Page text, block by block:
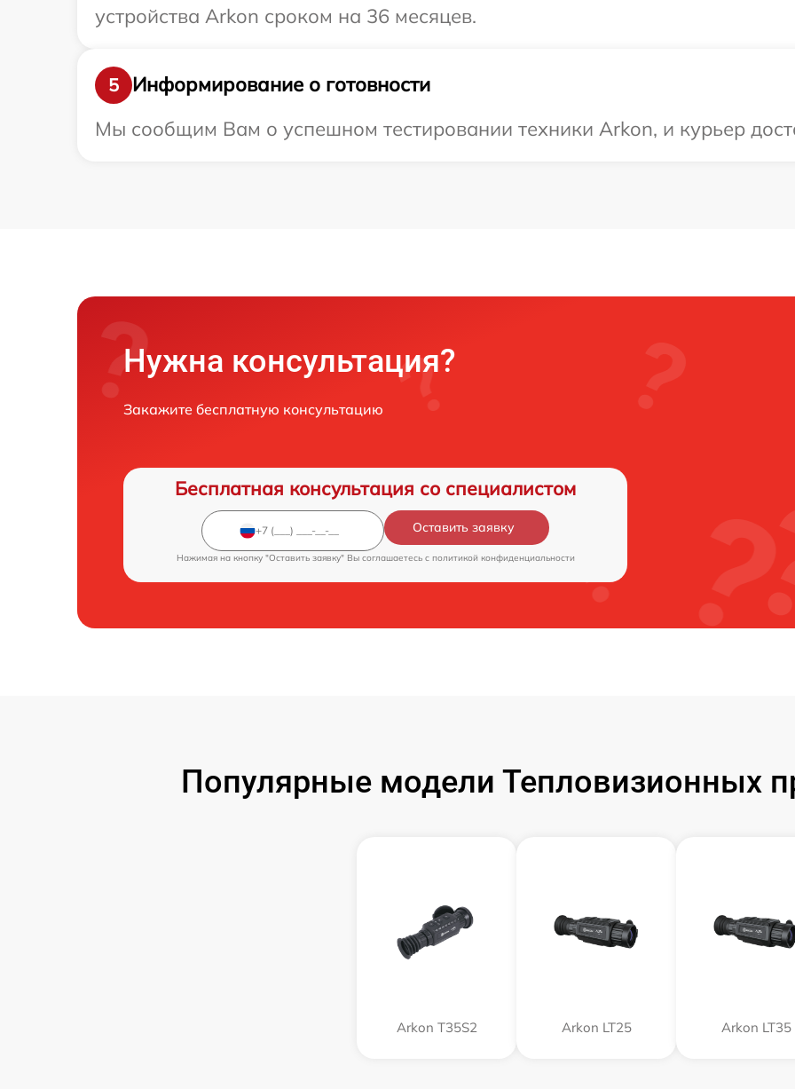
устройства Arkon сроком на 36 месяцев.
5
Информирование о готовности
Мы сообщим Вам о успешном тестировании техники Arkon, и курьер
Нужна консультация?
Закажите бесплатную консультацию
Бесплатная консультация со специалистом
Оставить заявку
Нажимая на кнопку "Оставить заявку" Вы соглашаетесь c политикой конфиденциальности
Популярные модели Тепловизионных
Arkon T35S2 Arkon LT25 Arkon LT35